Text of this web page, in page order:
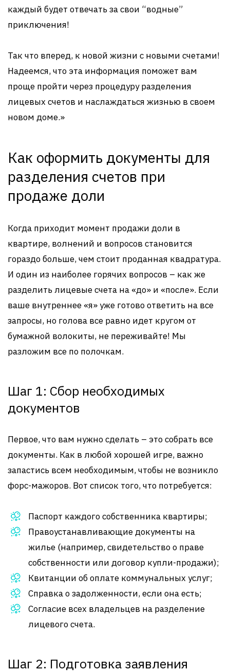
каждый будет отвечать за свои “водные”
приключения!
Так что вперед, к новой жизни с новыми счетами!
Надеемся, что эта информация поможет вам
проще пройти через процедуру разделения
лицевых счетов и наслаждаться жизнью в своем
новом доме.»
Как оформить документы для
разделения счетов при
продаже доли
Когда приходит момент продажи доли в
квартире, волнений и вопросов становится
гораздо больше, чем стоит проданная квадратура.
И один из наиболее горячих вопросов – как же
разделить лицевые счета на «до» и «после». Если
ваше внутреннее «я» уже готово ответить на все
запросы, но голова все равно идет кругом от
бумажной волокиты, не переживайте! Мы
разложим все по полочкам.
Шаг 1: Сбор необходимых
документов
Первое, что вам нужно сделать – это собрать все
документы. Как в любой хорошей игре, важно
запастись всем необходимым, чтобы не возникло
форс-мажоров. Вот список того, что потребуется:
Паспорт каждого собственника квартиры;
Правоустанавливающие документы на
жилье (например, свидетельство о праве
собственности или договор купли-продажи);
Квитанции об оплате коммунальных услуг;
Справка о задолженности, если она есть;
Согласие всех владельцев на разделение
лицевого счета.
Шаг 2: Подготовка заявления